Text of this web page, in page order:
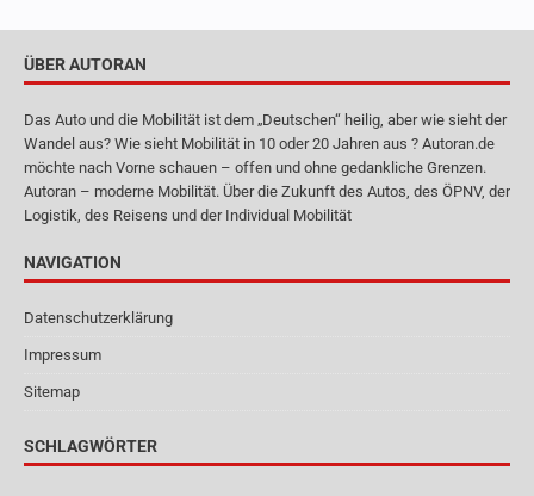
ÜBER AUTORAN
Das Auto und die Mobilität ist dem „Deutschen“ heilig, aber wie sieht der
Wandel aus? Wie sieht Mobilität in 10 oder 20 Jahren aus ? Autoran.de
möchte nach Vorne schauen – offen und ohne gedankliche Grenzen.
Autoran – moderne Mobilität. Über die Zukunft des Autos, des ÖPNV, der
Logistik, des Reisens und der Individual Mobilität
NAVIGATION
Datenschutzerklärung
Impressum
Sitemap
SCHLAGWÖRTER